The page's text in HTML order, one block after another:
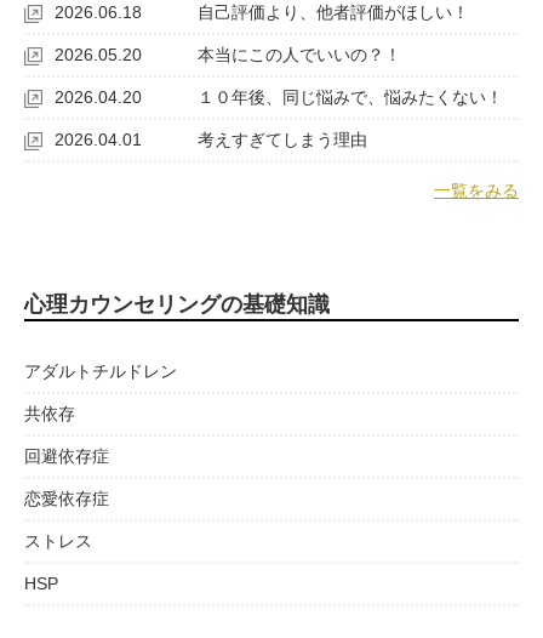
2026.06.18 自己評価より、他者評価がほしい！
2026.05.20 本当にこの人でいいの？！
2026.04.20 １０年後、同じ悩みで、悩みたくない！
2026.04.01 考えすぎてしまう理由
一覧をみる
心理カウンセリングの基礎知識
アダルトチルドレン
共依存
回避依存症
恋愛依存症
ストレス
HSP